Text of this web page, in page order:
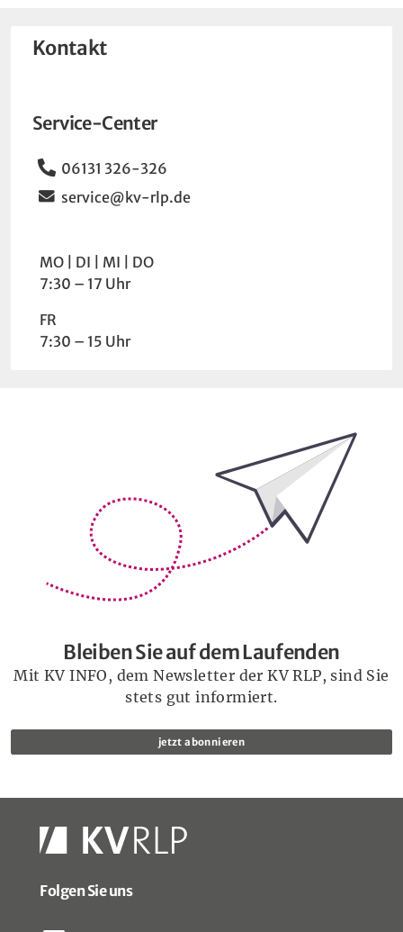
Kontakt
Service-Center
Telefon
06131 326-326
Email
service@kv-rlp.de
Wochentag Uhrzeit
MO DI MI
DO
7:30 – 17 Uhr
FR
7:30 – 15 Uhr
Bleiben Sie auf dem Laufenden
Mit KV INFO, dem Newsletter der KV RLP, sind Sie
stets gut informiert.
jetzt abonnieren
Folgen Sie uns